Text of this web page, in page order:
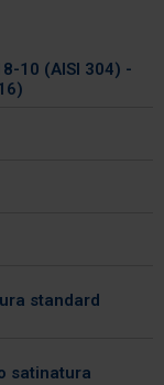
10 (AISI 304) -
standard
satinatura